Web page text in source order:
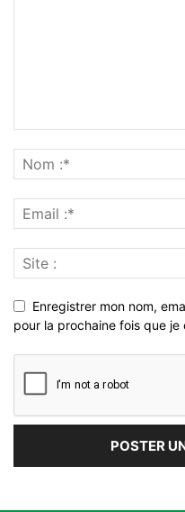
Enregistrer mon nom,
pour la prochaine fois que je